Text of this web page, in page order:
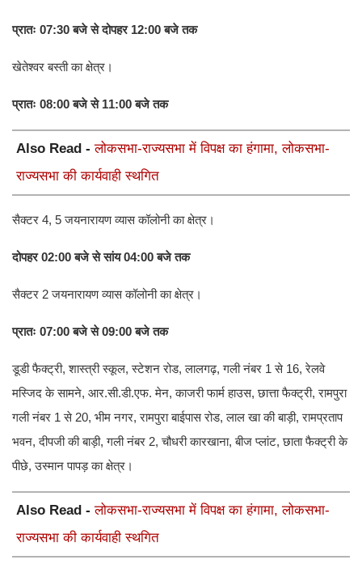
प्रातः 07:30 बजे से दोपहर 12:00 बजे तक
खेतेश्वर बस्ती का क्षेत्र।
प्रातः 08:00 बजे से 11:00 बजे तक
Also Read -लोकसभा-राज्यसभा में विपक्ष का हंगामा, लोकसभा-
राज्यसभा की कार्यवाही स्थगित
सैक्टर 4, 5 जयनारायण व्यास कॉलोनी का क्षेत्र।
दोपहर 02:00 बजे से सांय 04:00 बजे तक​​​​​​​
सैक्टर 2 जयनारायण व्यास कॉलोनी का क्षेत्र।
प्रातः 07:00 बजे से 09:00 बजे तक
डूडी फैक्ट्री, शास्त्री स्कूल, स्टेशन रोड, लालगढ़, गली नंबर 1 से 16, रेलवे
मस्जिद के सामने, आर.सी.डी.एफ. मेन, काजरी फार्म हाउस, छात्ता फैक्ट्री, रामपुरा
गली नंबर 1 से 20, भीम नगर, रामपुरा बाईपास रोड, लाल खा की बाड़ी, रामप्रताप
भवन, दीपजी की बाड़ी, गली नंबर 2, चौधरी कारखाना, बीज प्लांट, छाता फैक्ट्री के
पीछे, उस्मान पापड़ का क्षेत्र।
Also Read -लोकसभा-राज्यसभा में विपक्ष का हंगामा, लोकसभा-
राज्यसभा की कार्यवाही स्थगित